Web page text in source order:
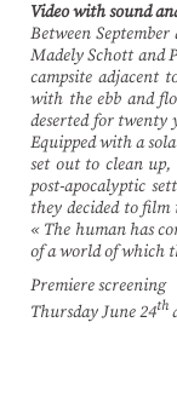
Video with sound
Between
Madely Schott and
campsite adjacent
with the ebb and
deserted for twenty
Equipped with a
set out to clean
post-apocalyptic
they decided to film
« The human has
of a world of which
Premiere screening
Thursday June 24th